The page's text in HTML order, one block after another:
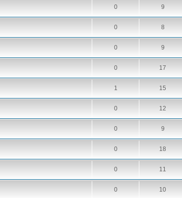
0 9
0 8
0 9
0 17
1 15
0 12
0 9
0 18
0 11
0 10